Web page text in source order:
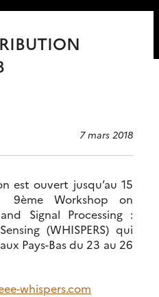
7 mars 2018
est ouvert jusqu’au 15
Workshop on
Signal Processing :
(WHISPERS) qui
Pays-Bas du 23 au 26
whispers.com